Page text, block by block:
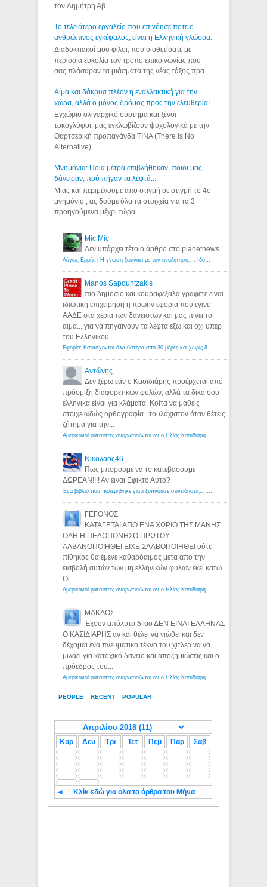
τον Δημήτρη Αβ...
Το τελειότερο εργαλείο που επινόησε ποτε ο
ανθρώπινος εγκέφαλος, είναι η Ελληνική γλώσσα.
Διαδυκτιακοί μου φίλοι, που υιοθετίσατε με
περίσσια ευκολία τον τρόπο επικοινωνίας που
σας πλάσαραν τα μιάσματα της νέας τάξης πρα...
Αίμα και δάκρυα πλέον η εναλλακτική για την
χώρα, αλλά ο μόνος δρόμος προς την ελευθερία!
Εγχώριο ολιγαρχικό σύστημα και ξένοι
τοκογλύφοι, μας εγκλωβίζουν ψυχολογικά με την
Θαρτσερική προπαγάνδα TINA (There Is No
Alternative). ...
Μνημόνια: Ποια μέτρα επιβλήθηκαν, ποιοι μας
δάνεισαν, πού πήγαν τα λεφτά...
Μιας και περιμένουμε απο στιγμή σε στιγμή το 4ο
μνημόνιο , ας δούμε όλα τα στοιχεία για τα 3
προηγούμενα μέχρι τώρα...
PEOPLE RECENT POPULAR
Mic Mic
Δεν υπάρχει τέτοιο άρθρο στο planetnews
Manos Sapountzakis
πιο δημοσιο και κουραφεξαλα γραφετε ειναι
ιδιωτικη επιχειρηση η πρωην εφορια που εγινε
ΑΑΔΕ στα χερια των δανειστων και μας πινει το
αιμα... για να πηγαινουν τα λεφτα εξω και οχι υπερ
του Ελληνικου...
Αντώνης
Δεν ξέρω εάν ο Κασιδιάρης προέρχεται από
πρόσμιξη διαφορετικών φυλών, αλλά τα δικά σου
ελληνικά είναι για κλάματα. Κοίτα να μάθεις
στοιχειωδώς ορθογραφία...τουλάχιστον όταν θέτεις
ζήτημα για την...
Νικολαος46
Πως μπορουμε να το κατεβασουμε
ΔΩΡΕΑΝ!!!! Αν ειναι Εφικτο Αυτο?
ΓΕΓΟΝΟΣ
ΚΑΤΑΓΕΤΑΙ ΑΠΟ ΕΝΑ ΧΩΡΙΟ ΤΗΣ ΜΑΝΗΣ.
ΟΛΗ Η ΠΕΛΟΠΟΝΗΣΟ ΠΡΩΤΟΥ
ΑΛΒΑΝΟΠΟΙΗΘΕΙ ΕΙΧΕ ΣΛΑΒΟΠΟΙΗΘΕΙ ούτε
πίθηκος θα έμενε καθαρόαιμος μετα απο την
εισβολή αυτών των μη ελληνικών φυλων εκεί κατω.
Οι...
ΜΑΚΔΟΣ
Έχουν απόλυτο δίκιο ΔΕΝ ΕΙΝΑΙ ΕΛΛΗΝΑΣ
Ο ΚΑΣΙΔΙΑΡΗΣ αν και θέλει να νιώθει και δεν
δέχομαι ενα πνευματικό τέκνο του χιτλερ να να
μιλάει για κατοχικό δανειο και αποζημιώσεις και ο
πρόεδρος του...
Κυρ Δευ Τρι Τετ Πεμ Παρ Σαβ
◄ Κλίκ εδώ για όλα τα άρθρα του Μήνα